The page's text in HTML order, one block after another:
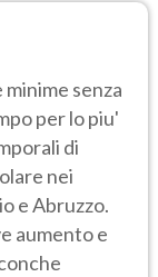
senza
per lo piu'
di
nei
e Abruzzo.
aumento e